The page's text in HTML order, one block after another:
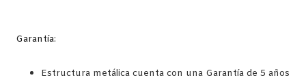
Garantía:
Estructura metálica cuenta con una Garantía de 5 años